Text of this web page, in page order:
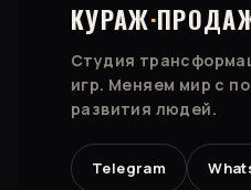
КУРАЖ·
Студия
игр. Меняем мир с
развития людей.
Telegram